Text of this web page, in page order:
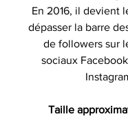
En 2016, il devient
dépasser la barre
de followers sur
sociaux
Taille